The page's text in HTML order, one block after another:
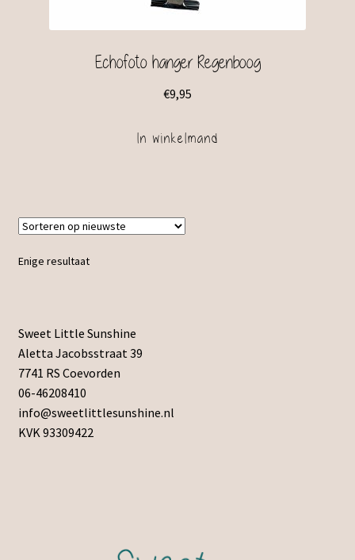
Echofoto hanger Regenboog
€9,95
In winkelmand
Enige resultaat
Sweet Little Sunshine
Aletta Jacobsstraat 39
7741 RS Coevorden
06-46208410
info@sweetlittlesunshine.nl
KVK 93309422